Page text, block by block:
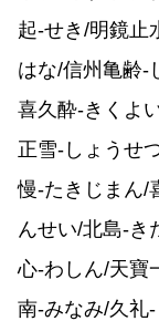
起-せき/明鏡止
はな/信州亀齢-
喜久酔-きくよ
正雪-しょうせ
慢-たきじまん/
んせい/北島-き
心-わしん/天寶
南-みなみ/久礼